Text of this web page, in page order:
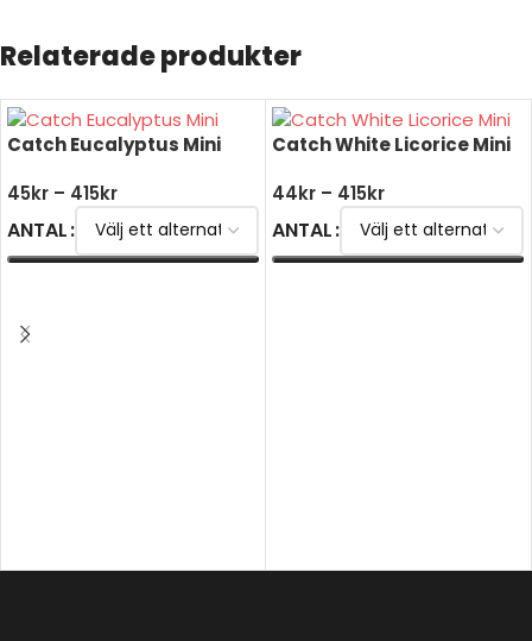
Relaterade produkter
Catch Eucalyptus Mini
45kr – 415kr
ANTAL
Catch White Licorice Mini
44kr – 415kr
ANTAL